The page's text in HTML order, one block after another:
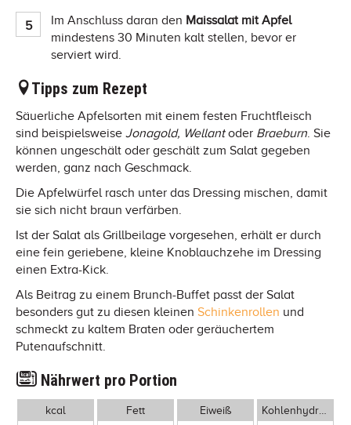
Im Anschluss daran den Maissalat mit Apfel
mindestens 30 Minuten kalt stellen, bevor er
serviert wird.
Tipps zum Rezept
Säuerliche Apfelsorten mit einem festen Fruchtfleisch
sind beispielsweise Jonagold, Wellantoder Braeburn. Sie
können ungeschält oder geschält zum Salat gegeben
werden, ganz nach Geschmack.
Die Apfelwürfel rasch unter das Dressing mischen, damit
sie sich nicht braun verfärben.
Ist der Salat als Grillbeilage vorgesehen, erhält er durch
eine fein geriebene, kleine Knoblauchzehe im Dressing
einen Extra-Kick.
Als Beitrag zu einem Brunch-Buffet passt der Salat
besonders gut zu diesen kleinen Schinkenrollen und
schmeckt zu kaltem Braten oder geräuchertem
Putenaufschnitt.
Nährwert pro Portion
kcal
Fett
Eiweiß